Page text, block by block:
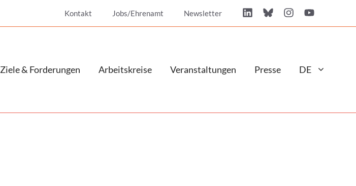
Kontakt Jobs/Ehrenamt Newsletter
Ziele & Forderungen Arbeitskreise Veranstaltungen Presse DE